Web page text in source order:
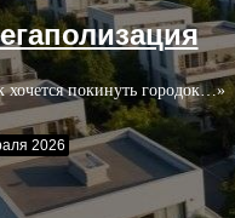
хочется покинуть городок…»
2026